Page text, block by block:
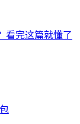
看完这篇就懂了